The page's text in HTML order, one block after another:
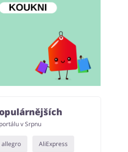
v Srpnu
allegro AliExpress